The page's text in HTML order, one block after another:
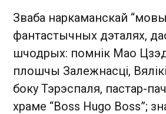
Зваба наркаманскай
фантастычных дэталях,
шчодрых: помнік Мао
плошчы Залежнасці, Вялікі
боку Тэрэспаля, пастар-
храме “Boss Hugo Boss”;